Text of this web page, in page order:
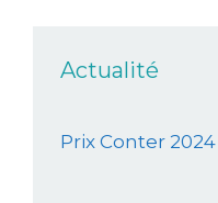
Actualité
Prix Conter 2024